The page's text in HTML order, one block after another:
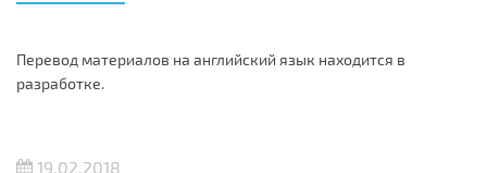
Перевод материалов на английский язык находится в
разработке.
19.02.2018